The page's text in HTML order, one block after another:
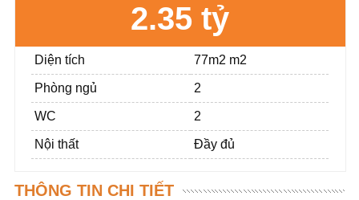
2.35 tỷ
Diện tích 77m2 m2
Phòng ngủ 2
WC 2
Nội thất Đầy đủ
THÔNG TIN CHI TIẾT